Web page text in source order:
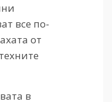
все по-
от
в